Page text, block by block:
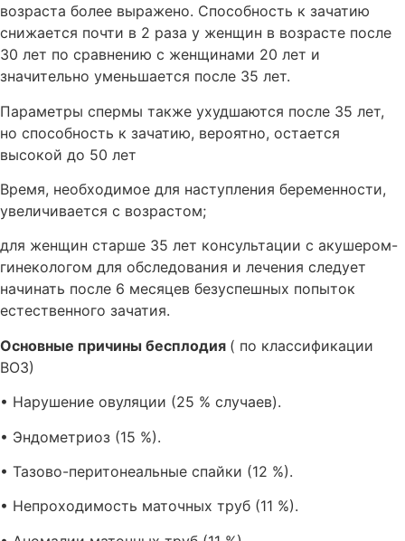
возраста более выражено. Способность к зачатию
снижается почти в 2 раза у женщин в возрасте после
30 лет по сравнению с женщинами 20 лет и
значительно уменьшается после 35 лет.
Параметры спермы также ухудшаются после 35 лет,
но способность к зачатию, вероятно, остается
высокой до 50 лет
Время, необходимое для наступления беременности,
увеличивается с возрастом;
для женщин старше 35 лет консультации с акушером-
гинекологом для обследования и лечения следует
начинать после 6 месяцев безуспешных попыток
естественного зачатия.
Основные причины бесплодия ( по классификации
ВОЗ)
• Нарушение овуляции (25 % случаев).
• Эндометриоз (15 %).
• Тазово-перитонеальные спайки (12 %).
• Непроходимость маточных труб (11 %).